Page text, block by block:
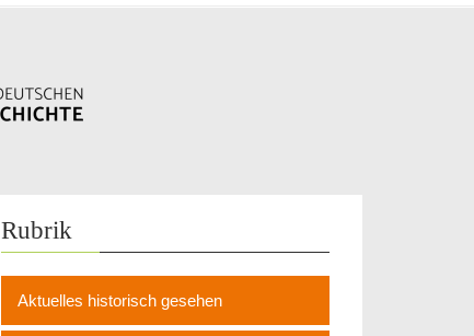
Rubrik
Aktuelles historisch gesehen